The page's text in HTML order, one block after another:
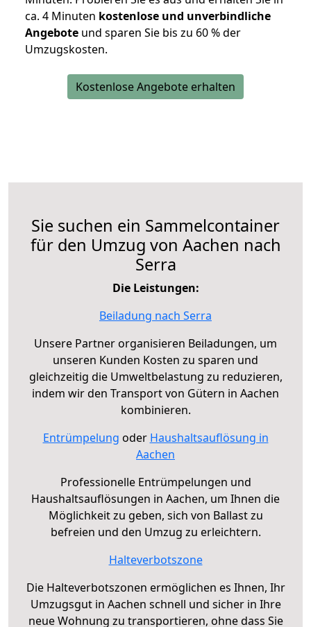
ca. 4 Minuten kostenlose und unverbindliche
Angebote und sparen Sie bis zu 60 % der
Umzugskosten.
Kostenlose Angebote erhalten
Sie suchen ein Sammelcontainer
für den Umzug von Aachen nach
Serra
Die Leistungen:
Beiladung nach Serra
Unsere Partner organisieren Beiladungen, um
unseren Kunden Kosten zu sparen und
gleichzeitig die Umweltbelastung zu reduzieren,
indem wir den Transport von Gütern in Aachen
kombinieren.
Entrümpelung oder Haushaltsauflösung in
Aachen
Professionelle Entrümpelungen und
Haushaltsauflösungen in Aachen, um Ihnen die
Möglichkeit zu geben, sich von Ballast zu
befreien und den Umzug zu erleichtern.
Halteverbotszone
Die Halteverbotszonen ermöglichen es Ihnen, Ihr
Umzugsgut in Aachen schnell und sicher in Ihre
neue Wohnung zu transportieren, ohne dass Sie